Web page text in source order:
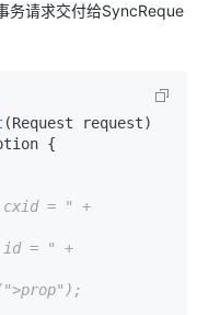
务请求交付给SyncReque
(Request request)
{
cxid = " +
id = " +